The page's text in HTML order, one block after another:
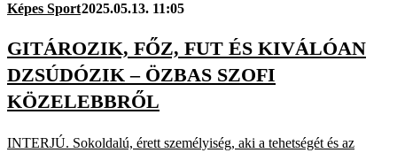
Képes Sport2025.05.13. 11:05
GITÁROZIK, FŐZ, FUT ÉS KIVÁLÓAN
DZSÚDÓZIK – ÖZBAS SZOFI
KÖZELEBBRŐL
INTERJÚ. Sokoldalú, érett személyiség, aki a tehetségét és az